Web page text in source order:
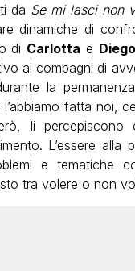
da Se mi lasci non
dinamiche di
di Carlotta e Diego
ai compagni di
la
l’abbiamo fatta noi,
li percepiscono
L’essere alla
e tematiche
tra volere o non